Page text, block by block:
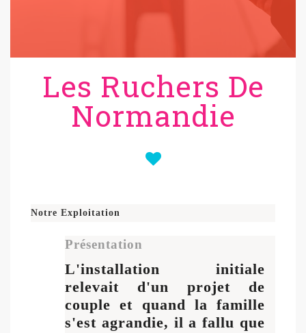
Les Ruchers De
Normandie
Notre Exploitation
Présentation
L'installation initiale
relevait d'un projet de
couple et quand la famille
s'est agrandie, il a fallu que